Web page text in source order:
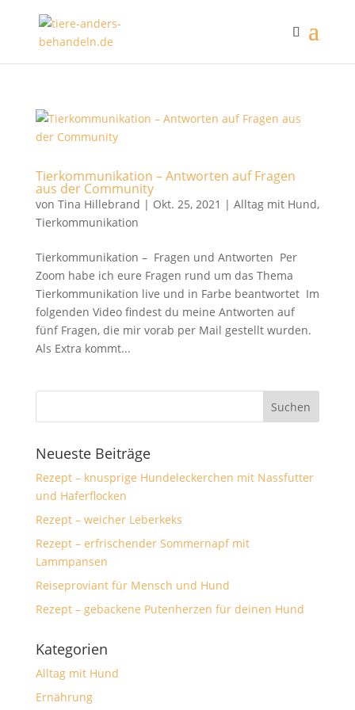
Tierkommunikation – Antworten auf Fragen
aus der Community
von Tina Hillebrand | Okt. 25, 2021 | Alltag mit Hund,
Tierkommunikation
Tierkommunikation – Fragen und Antworten Per
Zoom habe ich eure Fragen rund um das Thema
Tierkommunikation live und in Farbe beantwortet Im
folgenden Video findest du meine Antworten auf
fünf Fragen, die mir vorab per Mail gestellt wurden.
Als Extra kommt...
Neueste Beiträge
Rezept – knusprige Hundeleckerchen mit Nassfutter
und Haferflocken
Rezept – weicher Leberkeks
Rezept – erfrischender Sommernapf mit
Lammpansen
Reiseproviant für Mensch und Hund
Rezept – gebackene Putenherzen für deinen Hund
Kategorien
Alltag mit Hund
Ernährung